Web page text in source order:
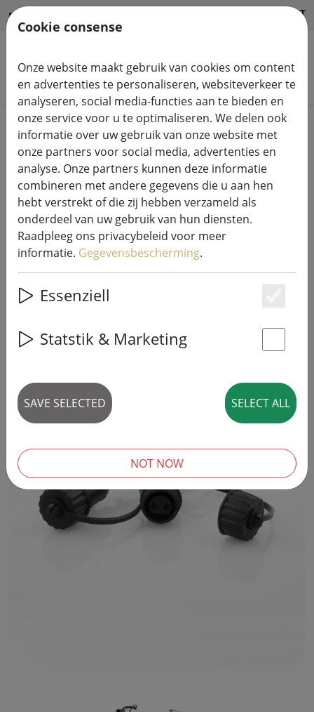
NL HILFE & SUPPORT
Zoek producten
Home
Feeënlichtsystemen
230V LED Tech-Line systeem lichtkettingen
Sirius Tech-Line
sprookjesverlichting verdeler 2-
armig 230V zwart
‹ ›
Cookie consense
Onze website maakt gebruik van cookies om content
en advertenties te personaliseren, websiteverkeer te
analyseren, social media-functies aan te bieden en
onze service voor u te optimaliseren. We delen ook
informatie over uw gebruik van onze website met
onze partners voor social media, advertenties en
analyse. Onze partners kunnen deze informatie
combineren met andere gegevens die u aan hen
hebt verstrekt of die zij hebben verzameld als
onderdeel van uw gebruik van hun diensten.
Raadpleeg ons privacybeleid voor meer
informatie. Gegevensbescherming.
Essenziell
Statstik & Marketing
SAVE SELECTED SELECT ALL
NOT NOW